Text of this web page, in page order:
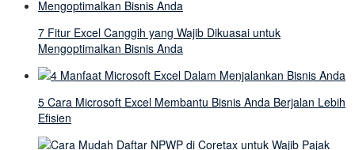
7 Fitur Excel Canggih yang Wajib Dikuasai untuk
Mengoptimalkan Bisnis Anda
5 Cara Microsoft Excel Membantu Bisnis Anda Berjalan Lebih
Efisien